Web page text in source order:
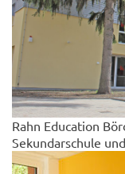
Rahn Education
Sekundarschule